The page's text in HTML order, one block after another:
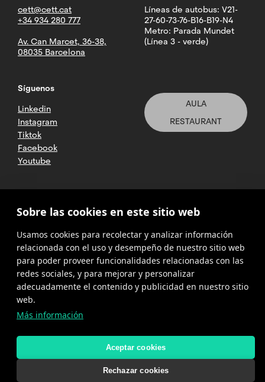
cett@cett.cat
+34 934 280 777
Av. Can Marcet, 36-38,
08035 Barcelona
Líneas de autobus: V21-
27-60-73-76-B16-B19-N4
Metro: Parada Mundet
(Línea 3 - verde)
Síguenos
Linkedin
Instagram
Tiktok
Facebook
Youtube
AULA
RESTAURANT
2025 CETT. Todos los derechos
reservados
Aviso legal
Política de
privacidad
Cookies
Política del
Sobre las cookies en este sitio web
Usamos cookies para recolectar y analizar información
relacionada con el uso y desempeño de nuestro sitio web
para poder proveer funcionalidades relacionadas con las
redes sociales, y para mejorar y personalizar
adecuadamente el contenido y publicidad en nuestro sitio
web.
Más información
Aceptar cookies
Rechazar cookies